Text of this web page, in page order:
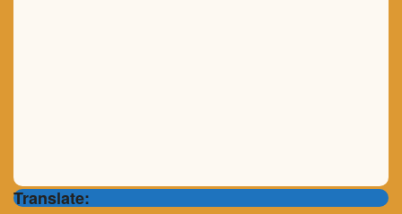
Translate: